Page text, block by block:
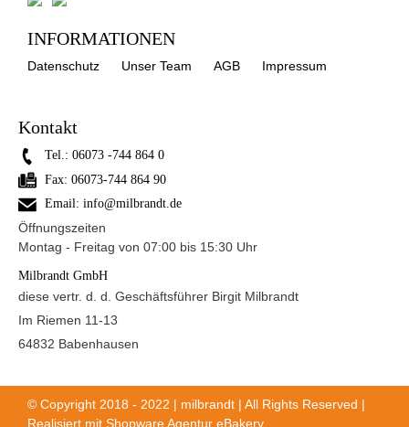
INFORMATIONEN
Datenschutz Unser Team AGB Impressum
Kontakt
Tel.: 06073 -744 864 0
Fax: 06073-744 864 90
Email: info@milbrandt.de
Öffnungszeiten
Montag - Freitag von 07:00 bis 15:30 Uhr
Milbrandt GmbH
diese vertr. d. d. Geschäftsführer Birgit Milbrandt
Im Riemen 11-13
64832 Babenhausen
© Copyright 2018 - 2022 | milbrandt | All Rights Reserved |
Realisiert mit Shopware Agentur eBakery